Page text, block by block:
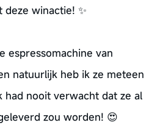
deze winactie! ✨
espressomachine van
natuurlijk heb ik ze meteen
had nooit verwacht dat ze al
zou worden! 😍